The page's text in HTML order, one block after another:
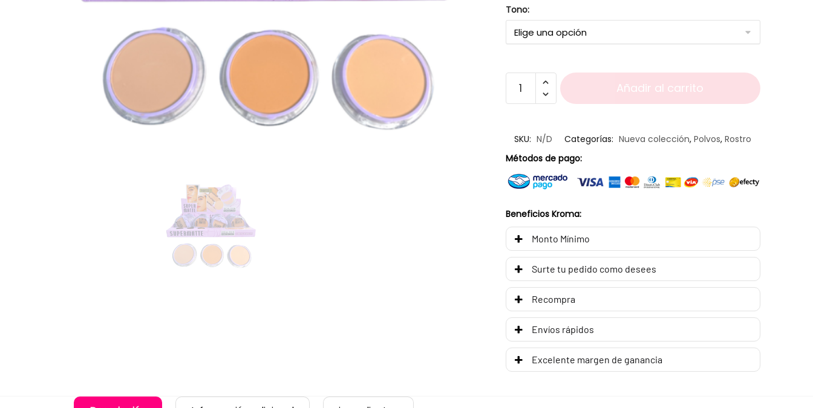
Tono:
Añadir al carrito
SKU: N/D Categorías: Nueva colección,Polvos,Rostro
Métodos de pago:
Beneficios Kroma:
Monto Mínimo
Surte tu pedido como desees
Recompra
Envíos rápidos
Excelente margen de ganancia